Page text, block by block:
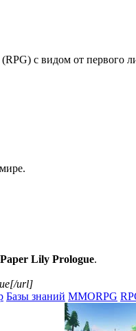
(RPG) с видом от первого
Lily Prologue.
url]
Базы знаний MMORPG